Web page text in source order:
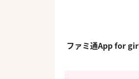
ファミ通App for